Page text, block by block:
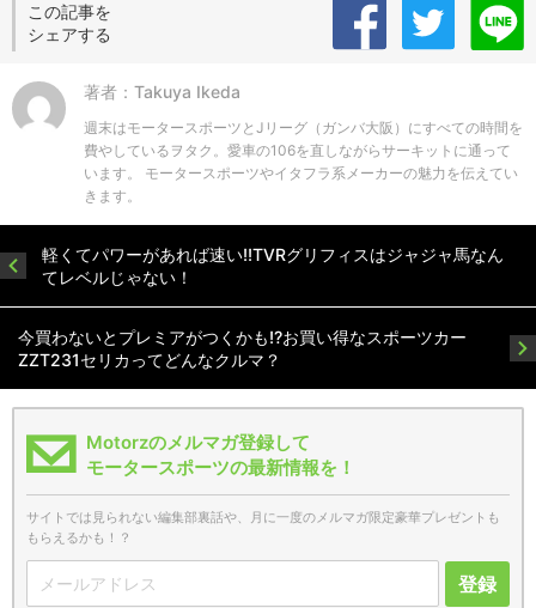
この記事を
シェアする
著者：Takuya Ikeda
週末はモータースポーツとJリーグ（ガンバ大阪）にすべての時間を
費やしているヲタク。愛車の106を直しながらサーキットに通って
います。 モータースポーツやイタフラ系メーカーの魅力を伝えてい
きます。
軽くてパワーがあれば速い!!TVRグリフィスはジャジャ馬なん
てレベルじゃない！
今買わないとプレミアがつくかも!?お買い得なスポーツカー
ZZT231セリカってどんなクルマ？
Motorzのメルマガ登録して
モータースポーツの最新情報を！
サイトでは見られない編集部裏話や、月に一度のメルマガ限定豪華プレゼントも
もらえるかも！？
登録